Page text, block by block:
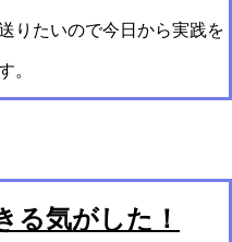
りたいので今日から実践を
。
る気がした！